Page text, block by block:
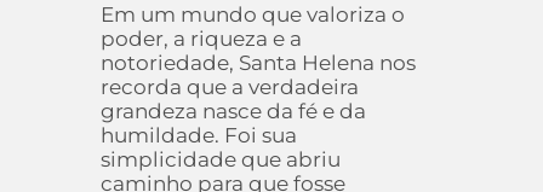
Em um mundo que valoriza o
poder, a riqueza e a
notoriedade, Santa Helena nos
recorda que a verdadeira
grandeza nasce da fé e da
humildade. Foi sua
simplicidade que abriu
caminho para que fosse